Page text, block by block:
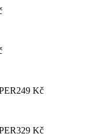
249 Kč
329 Kč